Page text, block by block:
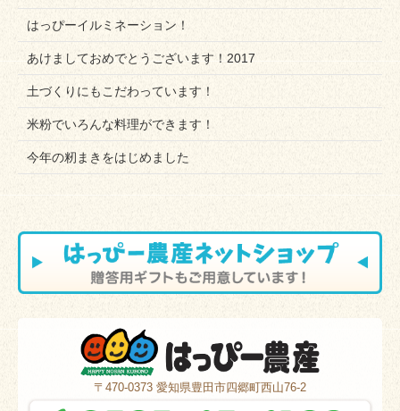
はっぴーイルミネーション！
あけましておめでとうございます！2017
土づくりにもこだわっています！
米粉でいろんな料理ができます！
今年の籾まきをはじめました
〒470-0373 愛知県豊田市四郷町西山76-2